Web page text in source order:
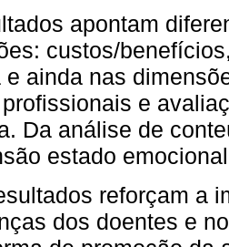
apontam
custos/
e ainda nas
e
Da análise de
estado
reforçam a
dos doentes e